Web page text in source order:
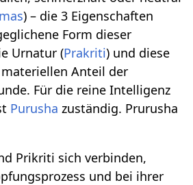
) – die 3 Eigenschaften
Form dieser
Urnatur (Prakriti) und diese
Anteil der
Für die reine Intelligenz
Purusha zuständig. Prurusha
Prikriti sich verbinden,
und bei ihrer